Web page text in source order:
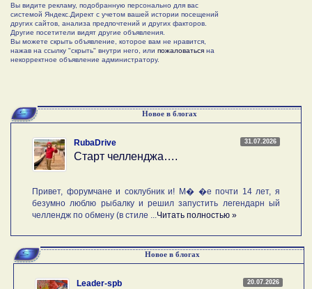
Вы видите рекламу, подобранную персонально для вас
системой Яндекс.Директ с учетом вашей истории посещений
других сайтов, анализа предпочтений и других факторов.
Другие посетители видят другие объявления.
Вы можете скрыть объявление, которое вам не нравится,
нажав на ссылку "скрыть" внутри него, или пожаловаться на
некорректное объявление администратору.
Новое в блогах
31.07.2026
RubaDrive
Старт челленджа….
Привет, форумчане и соклубник и! М� �е почти 14 лет, я
безумно люблю рыбалку и решил запустить легендарн ый
челлендж по обмену (в стиле ... Читать полностью »
Новое в блогах
20.07.2026
Leader-spb